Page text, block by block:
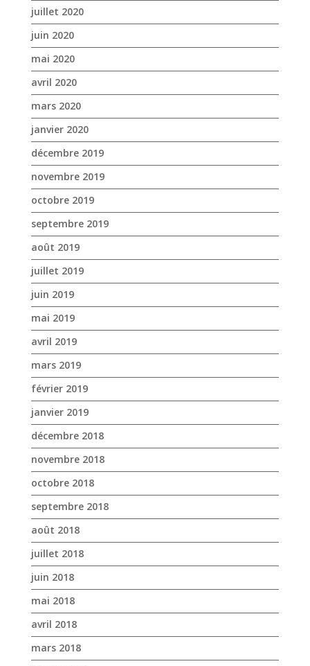
janvier 2020
décembre 2019
novembre 2019
octobre 2019
septembre 2019
août 2019
juillet 2019
juin 2019
mai 2019
avril 2019
mars 2019
février 2019
janvier 2019
décembre 2018
novembre 2018
octobre 2018
septembre 2018
août 2018
juillet 2018
juin 2018
mai 2018
avril 2018
mars 2018
février 2018
janvier 2018
décembre 2017
novembre 2017
octobre 2017